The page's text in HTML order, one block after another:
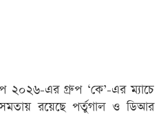
২০২৬-এর গ্রুপ ‘কে’-এর ম্যাচে
রয়েছে পর্তুগাল ও ডিআর